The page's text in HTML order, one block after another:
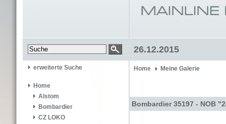
26.12.2015
erweiterte Suche
Home
Alstom
Bombardier
CZ LOKO
Home Meine Galerie
Bombardier 35197 - NOB